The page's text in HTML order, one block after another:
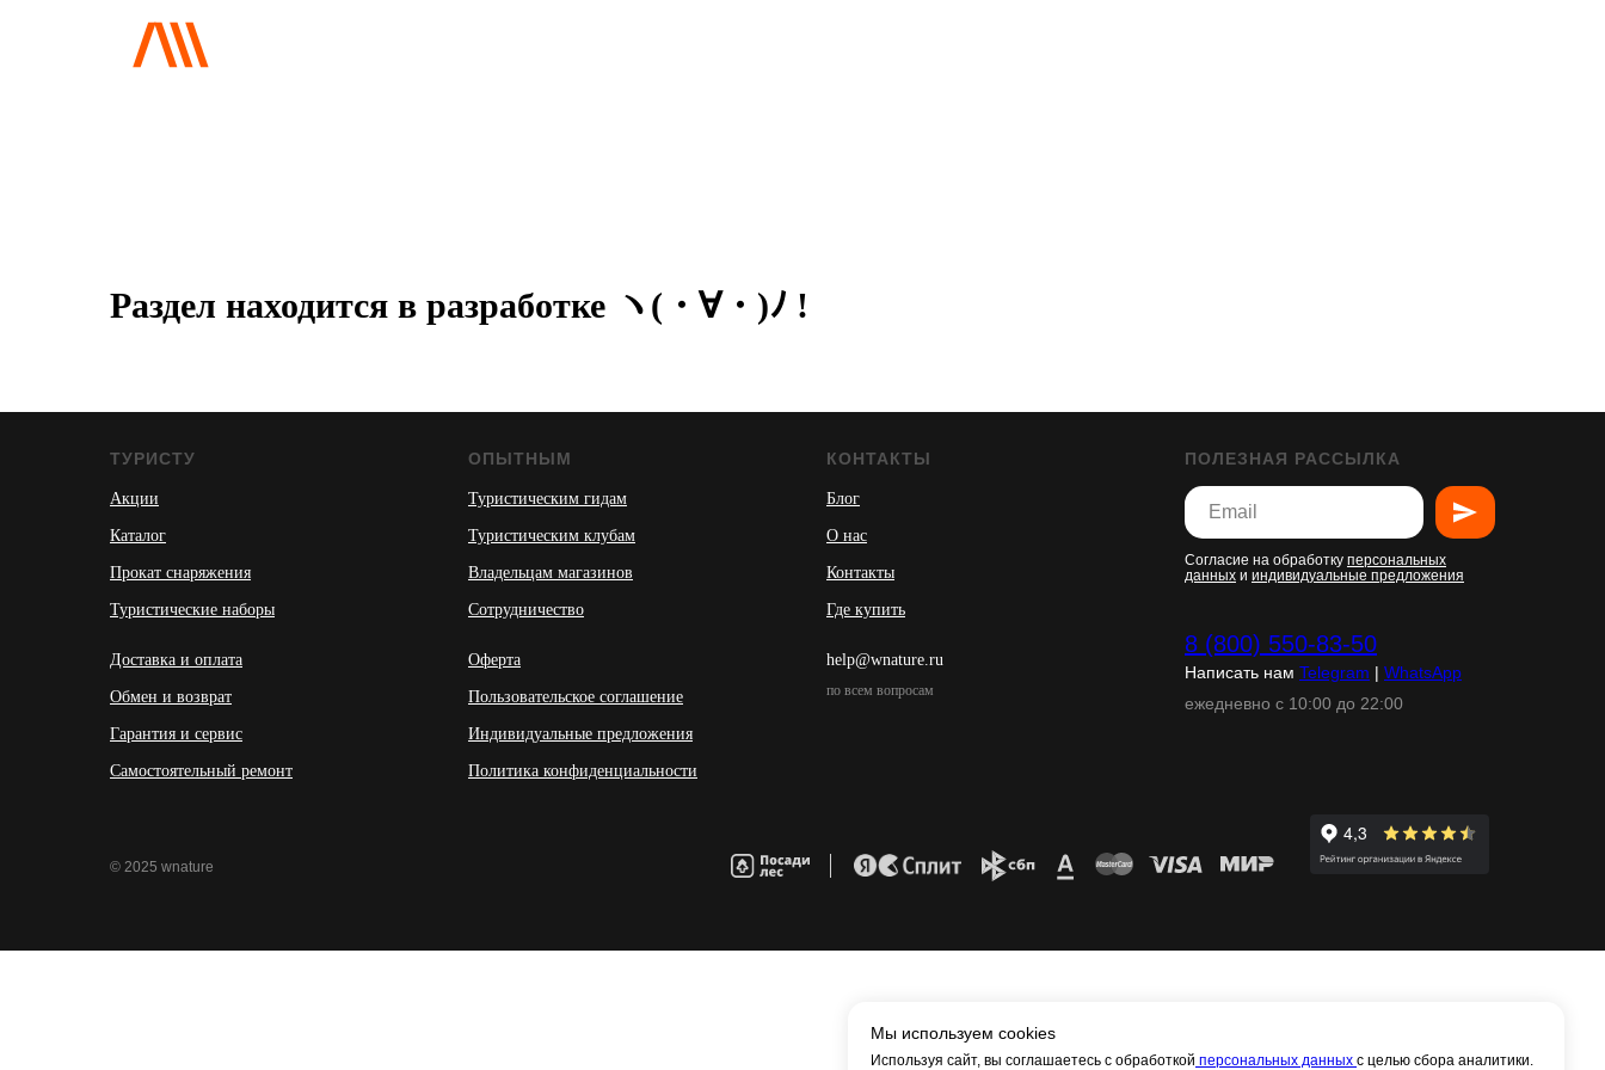
Раздел находится в разработке ヽ(・∀・)ﾉ !
Мы используем cookies
Используя сайт, вы соглашаетесь с обработкой персональных данных с целью сбора аналитики.
ТУРИСТУ
Акции
Каталог
Прокат снаряжения
Туристические наборы
Доставка и оплата
Обмен и возврат
Гарантия и сервис
Самостоятельный ремонт
ОПЫТНЫМ
Туристическим гидам
Туристическим клубам
Владельцам магазинов
Сотрудничество
Оферта
Пользовательское соглашение
Индивидуальные предложения
Политика конфиденциальности
КОНТАКТЫ
Блог
О нас
Контакты
Где купить
help@wnature.ru
по всем вопросам
ПОЛЕЗНАЯ РАССЫЛКА
Согласие на обработку персональных
данных и индивидуальные предложения
8 (800) 550-83-50
Написать нам Telegram | WhatsApp
ежедневно с 10:00 до 22:00
© 2025 wnature